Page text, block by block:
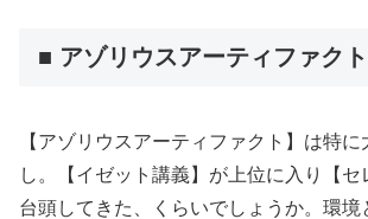
■ アゾリウスアーティファク
【アゾリウスアーティファクト】は特
し。【イゼット講義】が上位に入り【
台頭してきた、くらいでしょうか。環境